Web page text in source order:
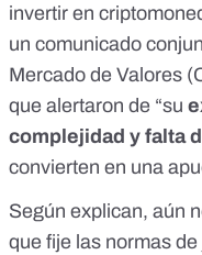
invertir en
un comunicado
Mercado de Valores
que alertaron de “su
complejidad y falta
convierten en una
Según explican, aún
que fije las normas